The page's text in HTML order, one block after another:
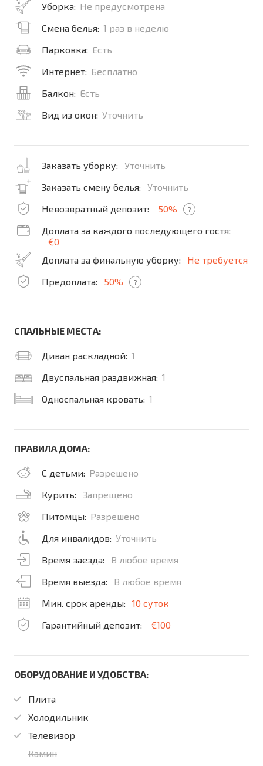
Уборка: Не предусмотрена
Смена белья: 1 раз в неделю
Парковка: Есть
Интернет: Бесплатно
Балкон: Есть
Вид из окон: Уточнить
Заказать уборку:
Уточнить
Заказать смену белья:
Уточнить
Невозвратный депозит:
50% ?
Доплата за каждого последующего гостя:
€0
Доплата за финальную уборку:
Не требуется
Предоплата:
50% ?
СПАЛЬНЫЕ МЕСТА:
Диван раскладной: 1
Двуспальная раздвижная: 1
Односпальная кровать: 1
ПРАВИЛА ДОМА:
С детьми: Разрешено
Курить:
Запрещено
Питомцы: Разрешено
Для инвалидов: Уточнить
Время заезда:
В любое время
Время выезда:
В любое время
Мин. срок аренды:
10 суток
Гарантийный депозит:
€100
ОБОРУДОВАНИЕ И УДОБСТВА:
Плита
Холодильник
Телевизор
Камин